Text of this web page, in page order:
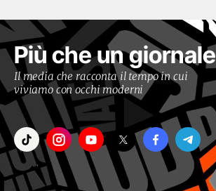
Più che un giornale
Il media che racconta il tempo in cui
viviamo con occhi moderni